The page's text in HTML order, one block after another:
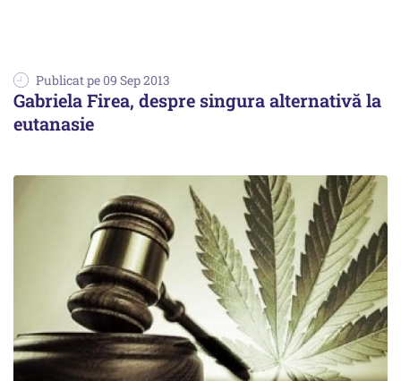
Publicat pe 09 Sep 2013
Gabriela Firea, despre singura alternativă la
eutanasie